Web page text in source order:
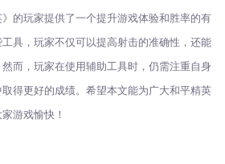
的玩家提供了一个提升游戏体验和胜率的有
具，玩家不仅可以提高射击的准确性，还能
而，玩家在使用辅助工具时，仍需注重自身
得更好的成绩。希望本文能为广大和平精英
游戏愉快！